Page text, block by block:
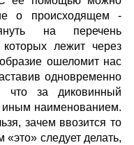
о происходящем -
на перечень
лежит через
ошеломит нас
одновременно
что за диковинный
иным наименованием.
зачем ввозится то
следует делать,